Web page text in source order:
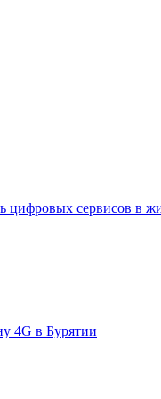
сервисов в
4G в Бурятии